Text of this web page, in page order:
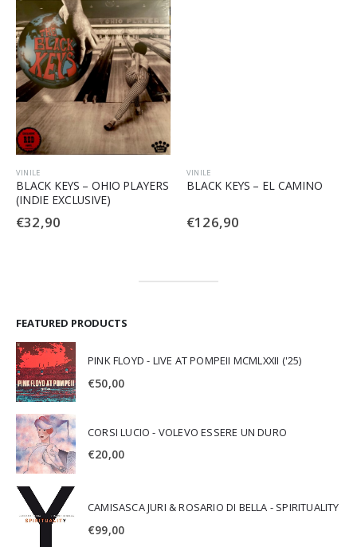
VINILE
BLACK KEYS – OHIO PLAYERS
(INDIE EXCLUSIVE)
€32,90
VINILE
BLACK KEYS – EL CAMINO
€126,90
FEATURED PRODUCTS
PINK FLOYD - LIVE AT POMPEII MCMLXXII ('25)
€50,00
CORSI LUCIO - VOLEVO ESSERE UN DURO
€20,00
CAMISASCA JURI & ROSARIO DI BELLA - SPIRITUALITY
€99,00